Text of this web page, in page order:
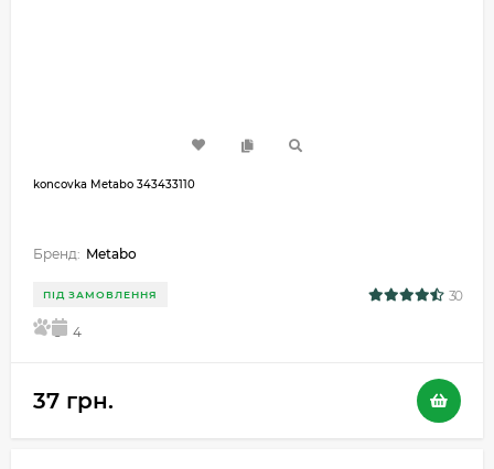
koncovka Metabo 343433110
Бренд: Metabo
ПІД ЗАМОВЛЕННЯ 30
5 4
37 грн.